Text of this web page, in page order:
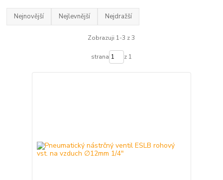
Nejnovější Nejlevnější Nejdražší
Zobrazuji 1-3 z 3
strana z 1